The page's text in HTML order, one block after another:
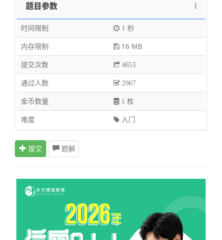
题目参数
时间限制
1 秒
内存限制
16 MB
提交次数
4653
通过人数 2967
金币数量 1 枚
难度 入门
提交 题解